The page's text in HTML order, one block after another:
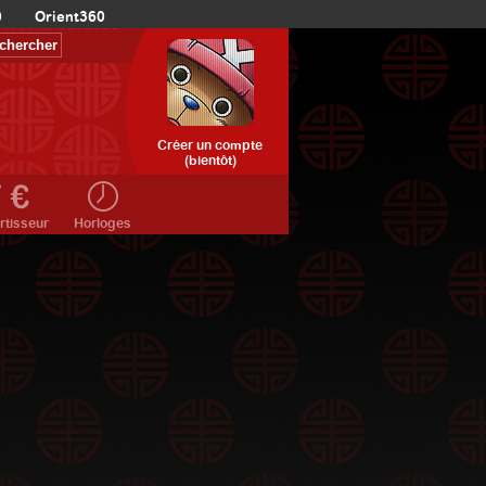
Orient360
Créer un compte
(bientôt)
Horloges